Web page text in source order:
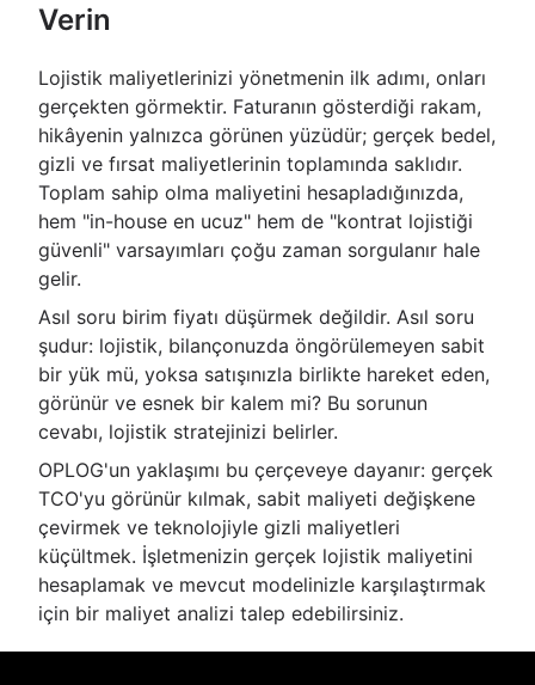
Verin
Lojistik maliyetlerinizi yönetmenin ilk adımı, onları
gerçekten görmektir. Faturanın gösterdiği rakam,
hikâyenin yalnızca görünen yüzüdür; gerçek bedel,
gizli ve fırsat maliyetlerinin toplamında saklıdır.
Toplam sahip olma maliyetini hesapladığınızda,
hem "in-house en ucuz" hem de "kontrat lojistiği
güvenli" varsayımları çoğu zaman sorgulanır hale
gelir.
Asıl soru birim fiyatı düşürmek değildir. Asıl soru
şudur: lojistik, bilançonuzda öngörülemeyen sabit
bir yük mü, yoksa satışınızla birlikte hareket eden,
görünür ve esnek bir kalem mi? Bu sorunun
cevabı, lojistik stratejinizi belirler.
OPLOG'un yaklaşımı bu çerçeveye dayanır: gerçek
TCO'yu görünür kılmak, sabit maliyeti değişkene
çevirmek ve teknolojiyle gizli maliyetleri
küçültmek. İşletmenizin gerçek lojistik maliyetini
hesaplamak ve mevcut modelinizle karşılaştırmak
için bir maliyet analizi talep edebilirsiniz.